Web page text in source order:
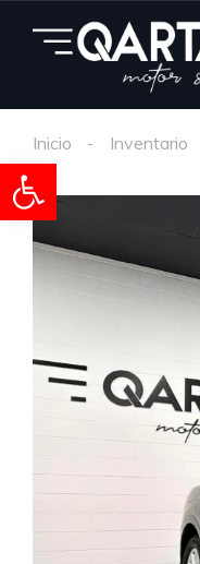
Abrir barra de herramientas
Inicio Inventario